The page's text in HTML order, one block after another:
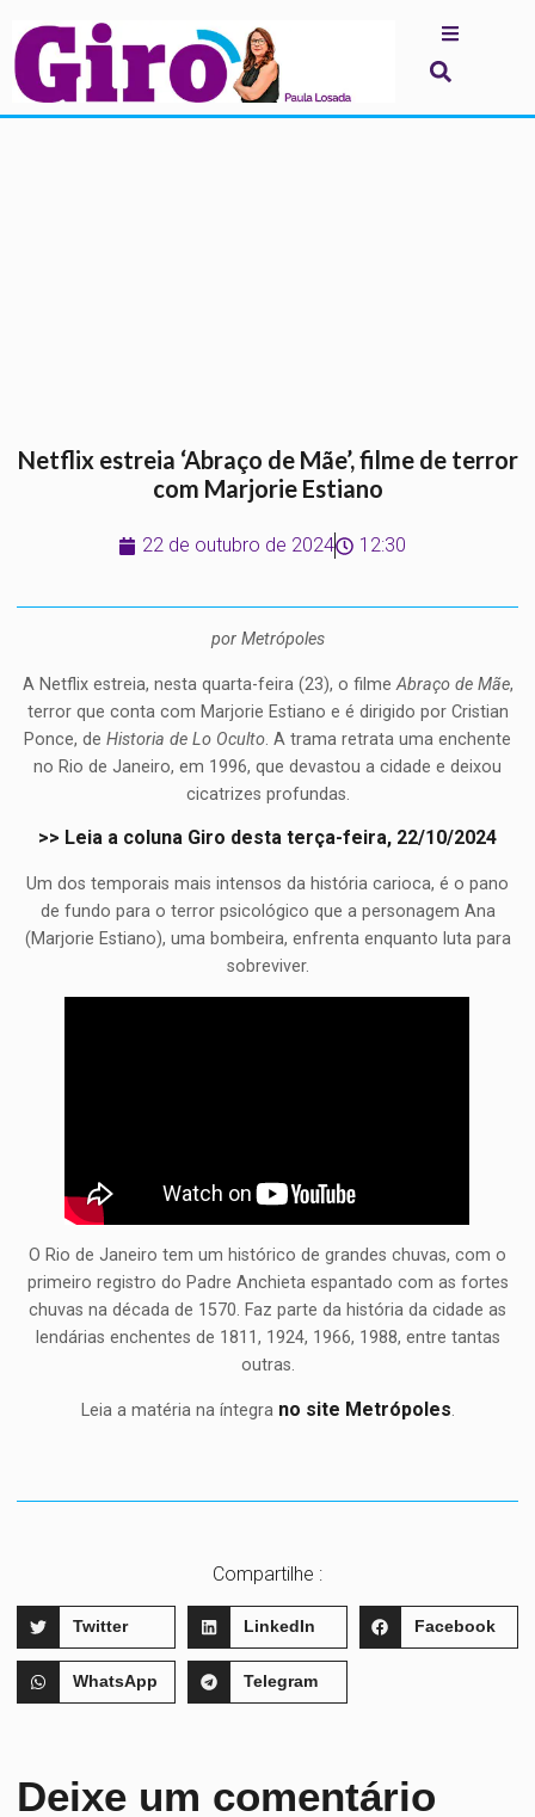
Netflix estreia ‘Abraço de Mãe’, filme de terror
com Marjorie Estiano
22 de outubro de 2024 12:30
por Metrópoles
A Netflix estreia, nesta quarta-feira (23), o filmeAbraço de Mãe,
terror que conta com Marjorie Estiano e é dirigido por Cristian
Ponce, de Historia de Lo Oculto. A trama retrata uma enchente
no Rio de Janeiro, em 1996, que devastou a cidade e deixou
cicatrizes profundas.
>> Leia a coluna Giro desta terça-feira, 22/10/2024
Um dos temporais mais intensos da história carioca, é o pano
de fundo para o terror psicológico que a personagem Ana
(Marjorie Estiano), uma bombeira, enfrenta enquanto luta para
sobreviver.
O Rio de Janeiro tem um histórico de grandes chuvas, com o
primeiro registro do Padre Anchieta espantado com as fortes
chuvas na década de 1570. Faz parte da história da cidade as
lendárias enchentes de 1811, 1924, 1966, 1988, entre tantas
outras.
Leia a matéria na íntegra no site Metrópoles.
Compartilhe :
Twitter LinkedIn Facebook
WhatsApp Telegram
Deixe um comentário